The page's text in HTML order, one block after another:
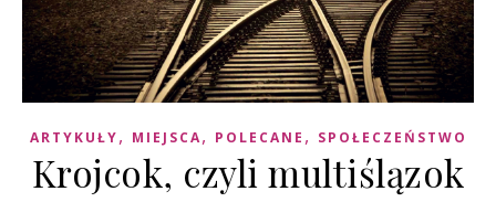
ARTYKUŁY, MIEJSCA, POLECANE , SPOŁECZEŃSTWO
Krojcok, czyli multiślązok